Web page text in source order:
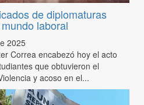
de diplomaturas
laboral
2025
Correa encabezó hoy el acto
que obtuvieron el
y acoso en el...